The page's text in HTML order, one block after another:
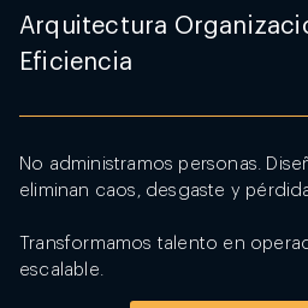
Arquitectura
Eficiencia
No administramos personas.
eliminan caos, desgaste y
Transformamos talento en
escalable.